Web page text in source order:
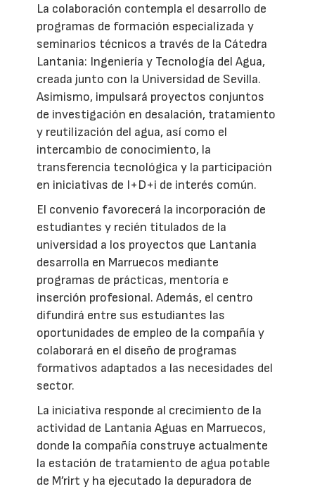
La colaboración contempla el desarrollo de
programas de formación especializada y
seminarios técnicos a través de la Cátedra
Lantania: Ingeniería y Tecnología del Agua,
creada junto con la Universidad de Sevilla.
Asimismo, impulsará proyectos conjuntos
de investigación en desalación, tratamiento
y reutilización del agua, así como el
intercambio de conocimiento, la
transferencia tecnológica y la participación
en iniciativas de I+D+i de interés común.
El convenio favorecerá la incorporación de
estudiantes y recién titulados de la
universidad a los proyectos que Lantania
desarrolla en Marruecos mediante
programas de prácticas, mentoría e
inserción profesional. Además, el centro
difundirá entre sus estudiantes las
oportunidades de empleo de la compañía y
colaborará en el diseño de programas
formativos adaptados a las necesidades del
sector.
La iniciativa responde al crecimiento de la
actividad de Lantania Aguas en Marruecos,
donde la compañía construye actualmente
la estación de tratamiento de agua potable
de M’rirt y ha ejecutado la depuradora de